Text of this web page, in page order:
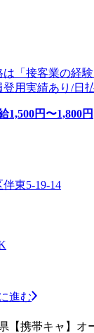
は「接客業の経
用実績あり/日
1,500円〜1,800円
東5-19-14
進む
【携帯キャ】オ